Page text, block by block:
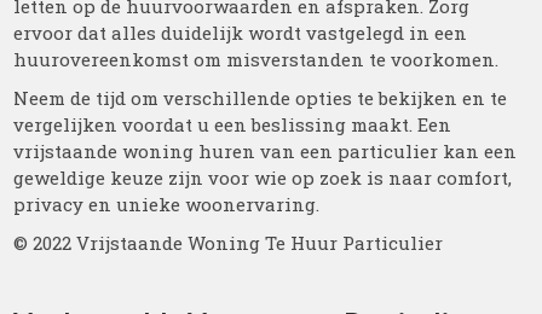
letten op de huurvoorwaarden en afspraken. Zorg
ervoor dat alles duidelijk wordt vastgelegd in een
huurovereenkomst om misverstanden te voorkomen.
Neem de tijd om verschillende opties te bekijken en te
vergelijken voordat u een beslissing maakt. Een
vrijstaande woning huren van een particulier kan een
geweldige keuze zijn voor wie op zoek is naar comfort,
privacy en unieke woonervaring.
© 2022 Vrijstaande Woning Te Huur Particulier